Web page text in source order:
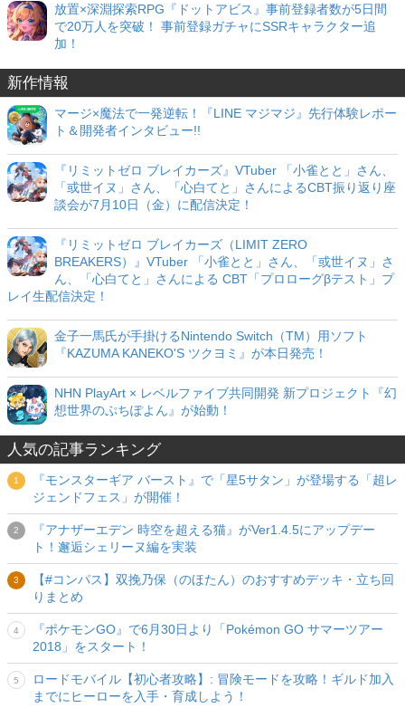
放置×深淵探索RPG『ドットアビス』事前登録者数が5日間
で20万人を突破！ 事前登録ガチャにSSRキャラクター追
加！
新作情報
マージ×魔法で一発逆転！『LINE マジマジ』先行体験レポー
ト＆開発者インタビュー!!
『リミットゼロ ブレイカーズ』VTuber 「小雀とと」さん、
「或世イヌ」さん、「心白てと」さんによるCBT振り返り座
談会が7月10日（金）に配信決定！
『リミットゼロ ブレイカーズ（LIMIT ZERO
BREAKERS）』VTuber 「小雀とと」さん、「或世イヌ」さ
ん、「心白てと」さんによる CBT「プロローグβテスト」プ
レイ生配信決定！
金子一馬氏が手掛けるNintendo Switch（TM）用ソフト
『KAZUMA KANEKO'S ツクヨミ』が本日発売！
NHN PlayArt × レベルファイブ共同開発 新プロジェクト『幻
想世界のぷちぽよん』が始動！
人気の記事ランキング
『モンスターギア バースト』で「星5サタン」が登場する「超レ
ジェンドフェス」が開催！
『アナザーエデン 時空を超える猫』がVer1.4.5にアップデー
ト！邂逅シェリーヌ編を実装
【#コンパス】双挽乃保（のほたん）のおすすめデッキ・立ち回
りまとめ
『ポケモンGO』で6月30日より「Pokémon GO サマーツアー
2018」をスタート！
ロードモバイル【初心者攻略】: 冒険モードを攻略！ギルド加入
までにヒーローを入手・育成しよう！